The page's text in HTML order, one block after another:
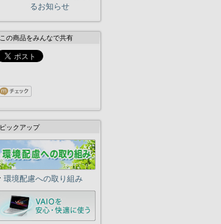
るお知らせ
この商品をみんなで共有
ピックアップ
環境配慮への取り組み